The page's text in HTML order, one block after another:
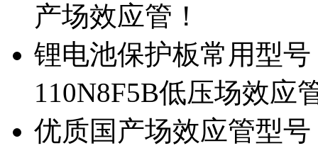
产场效应管！
锂电池保护板常用型号
110N8F5B低压场效应
优质国产场效应管型